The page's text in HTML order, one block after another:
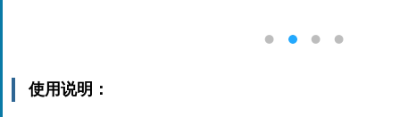
使用说明：